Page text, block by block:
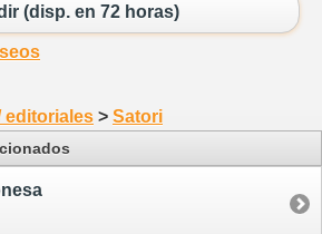
(disp. en 72 horas)
editoriales > Satori